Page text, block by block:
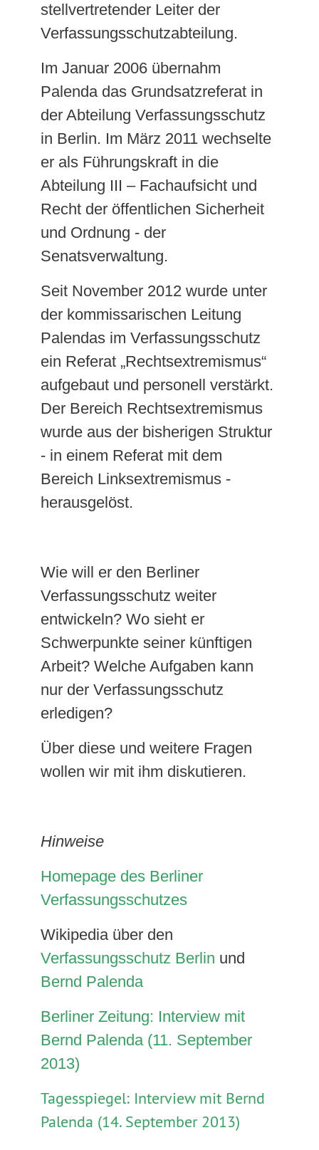
stellvertretender Leiter der
Verfassungsschutzabteilung.
Im Januar 2006 übernahm
Palenda das Grundsatzreferat in
der Abteilung Verfassungsschutz
in Berlin. Im März 2011 wechselte
er als Führungskraft in die
Abteilung III – Fachaufsicht und
Recht der öffentlichen Sicherheit
und Ordnung - der
Senatsverwaltung.
Seit November 2012 wurde unter
der kommissarischen Leitung
Palendas im Verfassungsschutz
ein Referat „Rechtsextremismus“
aufgebaut und personell verstärkt.
Der Bereich Rechtsextremismus
wurde aus der bisherigen Struktur
- in einem Referat mit dem
Bereich Linksextremismus -
herausgelöst.
Wie will er den Berliner
Verfassungsschutz weiter
entwickeln? Wo sieht er
Schwerpunkte seiner künftigen
Arbeit? Welche Aufgaben kann
nur der Verfassungsschutz
erledigen?
Über diese und weitere Fragen
wollen wir mit ihm diskutieren.
Hinweise
Homepage des Berliner
Verfassungsschutzes
Wikipedia über den
Verfassungsschutz Berlin und
Bernd Palenda
Berliner Zeitung: Interview mit
Bernd Palenda (11. September
2013)
Tagesspiegel: Interview mit Bernd
Palenda (14. September 2013)